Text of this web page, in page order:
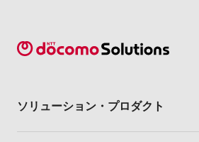
ソリューション・ プロダクト